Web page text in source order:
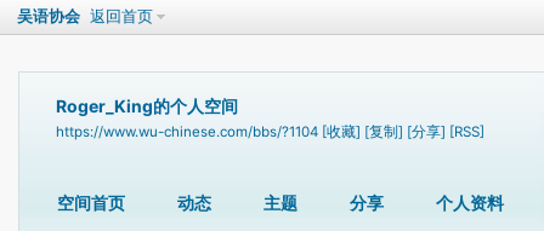
吴语协会 返回首页
Roger_King的个人空间
https://www.wu-chinese.com/bbs/?1104 [收藏] [复制] [分享] [RSS]
空间首页 动态 主题 分享 个人资料